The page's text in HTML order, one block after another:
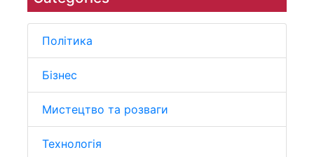
Політика
Бізнес
Мистецтво та розваги
Технологія